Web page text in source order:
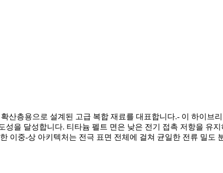
산층용으로 설계된 고급 복합 재료를 대표합니다.- 이 하이브
을 달성합니다. 티타늄 펠트 면은 낮은 전기 접촉 저항을 유
중-상 아키텍처는 전극 표면 전체에 걸쳐 균일한 전류 밀도